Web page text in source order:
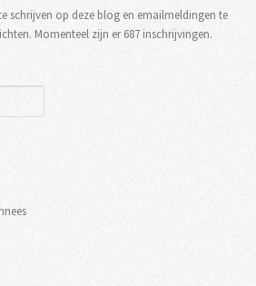
schrijven op deze blog en emailmeldingen te
Momenteel zijn er 687 inschrijvingen.